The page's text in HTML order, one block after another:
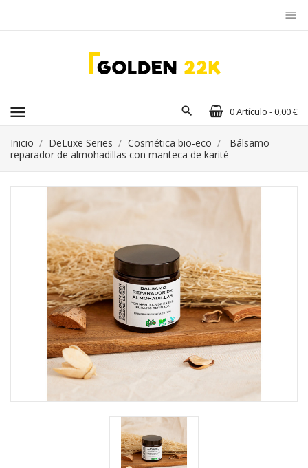
menu
menu 0 Artículo - 0,00 €
Inicio DeLuxe Series Cosmética bio-eco
Bálsamo
reparador de almohadillas con manteca de karité